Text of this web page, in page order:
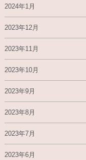
2024年1月
2023年12月
2023年11月
2023年10月
2023年9月
2023年8月
2023年7月
2023年6月